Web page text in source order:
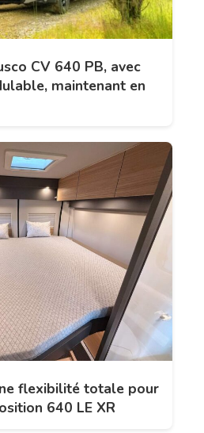
CV 640 PB, avec
maintenant en
flexibilité totale pour
640 LE XR